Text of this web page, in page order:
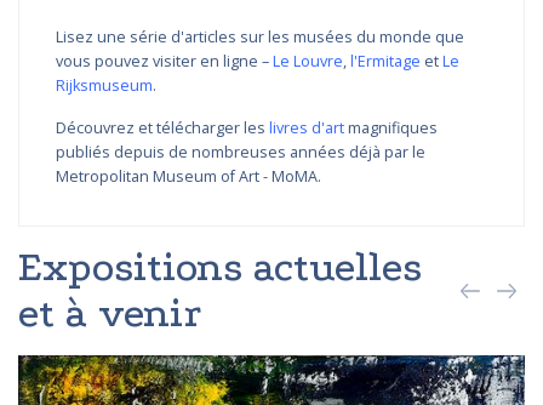
Lisez une série d'articles sur les musées du monde que
vous pouvez visiter en ligne –Le Louvre,l'Ermitage etLe
Rijksmuseum.
Découvrez et télécharger les livres d'artmagnifiques
publiés depuis de nombreuses années déjà par le
Metropolitan Museum of Art - MoMA.
Expositions actuelles
et à venir